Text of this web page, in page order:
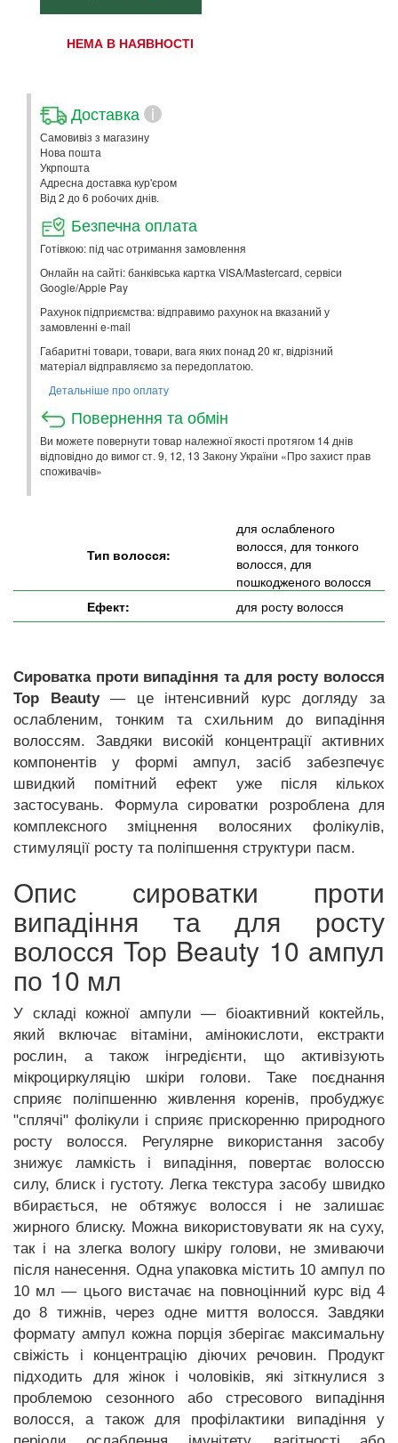
НЕМА В НАЯВНОСТІ
Доставка i
Самовивіз з магазину
Нова пошта
Укрпошта
Адресна доставка кур'єром
Від 2 до 6 робочих днів.
Безпечна оплата
Готівкою: під час отримання замовлення
Онлайн на сайті: банківська картка VISA/Mastercard, сервіси
Google/Apple Pay
Рахунок підприємства: відправимо рахунок на вказаний у
замовленні e-mail
Габаритні товари, товари, вага яких понад 20 кг, відрізний
матеріал відправляємо за передоплатою.
Детальніше про оплату
Повернення та обмін
Ви можете повернути товар належної якості протягом 14 днів
відповідно до вимог ст. 9, 12, 13 Закону України «Про захист прав
споживачів»
Тип волосся:
для ослабленого
волосся, для тонкого
волосся, для
пошкодженого волосся
Ефект:
для росту волосся
Сироватка проти випадіння та для росту волосся
Top Beauty— це інтенсивний курс догляду за
ослабленим, тонким та схильним до випадіння
волоссям. Завдяки високій концентрації активних
компонентів у формі ампул, засіб забезпечує
швидкий помітний ефект уже після кількох
застосувань. Формула сироватки розроблена для
комплексного зміцнення волосяних фолікулів,
стимуляції росту та поліпшення структури пасм.
Опис сироватки проти
випадіння та для росту
волосся Top Beauty 10 ампул
по 10 мл
У складі кожної ампули — біоактивний коктейль,
який включає вітаміни, амінокислоти, екстракти
рослин, а також інгредієнти, що активізують
мікроциркуляцію шкіри голови. Таке поєднання
сприяє поліпшенню живлення коренів, пробуджує
"сплячі" фолікули і сприяє прискоренню природного
росту волосся. Регулярне використання засобу
знижує ламкість і випадіння, повертає волоссю
силу, блиск і густоту. Легка текстура засобу швидко
вбирається, не обтяжує волосся і не залишає
жирного блиску. Можна використовувати як на суху,
так і на злегка вологу шкіру голови, не змиваючи
після нанесення. Одна упаковка містить 10 ампул по
10 мл — цього вистачає на повноцінний курс від 4
до 8 тижнів, через одне миття волосся. Завдяки
формату ампул кожна порція зберігає максимальну
свіжість і концентрацію діючих речовин. Продукт
підходить для жінок і чоловіків, які зіткнулися з
проблемою сезонного або стресового випадіння
волосся, а також для профілактики випадіння у